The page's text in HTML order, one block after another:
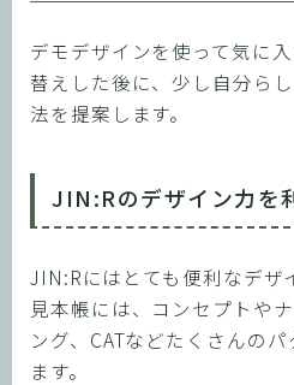
デモデザインを使って気に
替えした後に、少し自分ら
法を提案します。
JIN:Rのデザイン力を
JIN:Rにはとても便利なデザ
見本帳には、コンセプトや
ング、CATなどたくさんの
ます。